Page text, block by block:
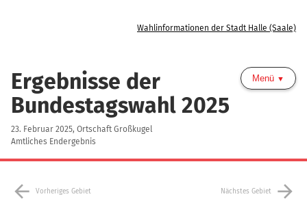
Wahlinformationen der Stadt Halle (Saale)
Ergebnisse der
Bundestagswahl 2025
23. Februar 2025, Ortschaft Großkugel
Amtliches Endergebnis
Menü
arrow_back Vorheriges Gebiet Nächstes Gebiet arrow_forward